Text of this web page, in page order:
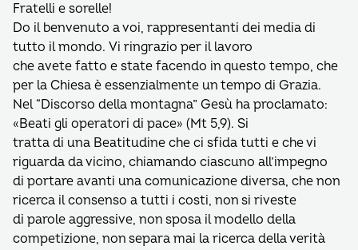
Fratelli e sorelle!
Do il benvenuto a voi, rappresentanti dei media di
tutto il mondo. Vi ringrazio per il lavoro
che avete fatto e state facendo in questo tempo, che
per la Chiesa è essenzialmente un tempo di Grazia.
Nel “Discorso della montagna” Gesù ha proclamato:
«Beati gli operatori di pace» (Mt 5,9). Si
tratta di una Beatitudine che ci sfida tutti e che vi
riguarda da vicino, chiamando ciascuno all’impegno
di portare avanti una comunicazione diversa, che non
ricerca il consenso a tutti i costi, non si riveste
di parole aggressive, non sposa il modello della
competizione, non separa mai la ricerca della verità